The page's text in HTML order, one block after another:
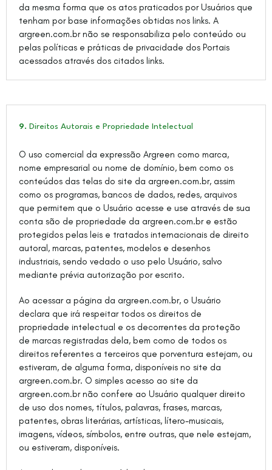
da mesma forma que os atos praticados por Usuários que
tenham por base informações obtidas nos links. A
argreen.com.br não se responsabiliza pelo conteúdo ou
pelas políticas e práticas de privacidade dos Portais
acessados através dos citados links.
9. Direitos Autorais e Propriedade Intelectual
O uso comercial da expressão Argreen como marca,
nome empresarial ou nome de domínio, bem como os
conteúdos das telas do site da argreen.com.br, assim
como os programas, bancos de dados, redes, arquivos
que permitem que o Usuário acesse e use através de sua
conta são de propriedade da argreen.com.br e estão
protegidos pelas leis e tratados internacionais de direito
autoral, marcas, patentes, modelos e desenhos
industriais, sendo vedado o uso pelo Usuário, salvo
mediante prévia autorização por escrito.
Ao acessar a página da argreen.com.br, o Usuário
declara que irá respeitar todos os direitos de
propriedade intelectual e os decorrentes da proteção
de marcas registradas dela, bem como de todos os
direitos referentes a terceiros que porventura estejam, ou
estiveram, de alguma forma, disponíveis no site da
argreen.com.br. O simples acesso ao site da
argreen.com.br não confere ao Usuário qualquer direito
de uso dos nomes, títulos, palavras, frases, marcas,
patentes, obras literárias, artísticas, lítero-musicais,
imagens, vídeos, símbolos, entre outras, que nele estejam,
ou estiveram, disponíveis.